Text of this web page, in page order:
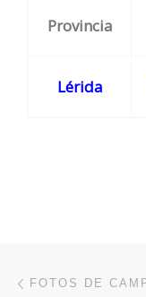
Provincia
Lérida
FOTOS DE